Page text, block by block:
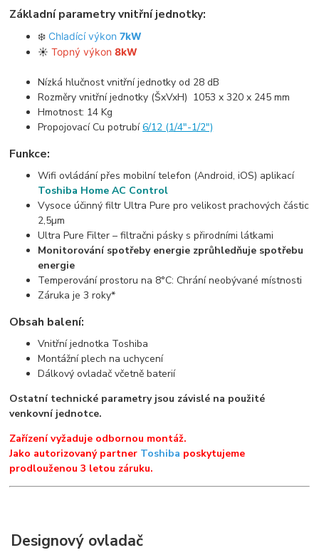
Základní parametry vnitřní jednotky:
❄️ Chladící výkon7kW
☀️Topný výkon8kW
Nízká hlučnost vnitřní jednotky od 28 dB
Rozměry vnitřní jednotky (ŠxVxH) 1053 x 320 x 245 mm
Hmotnost: 14 Kg
Propojovací Cu potrubí6/12 (1/4"-1/2")
Funkce:
Wifi ovládání přes mobilní telefon (Android, iOS) aplikací
Toshiba Home AC Control
Vysoce účinný filtr Ultra Pure pro velikost prachových částic
2,5µm
Ultra Pure Filter – filtračni pásky s přirodními látkami
Monitorování spotřeby energie zprůhledňuje spotřebu
energie
Temperování prostoru na 8°C: Chrání neobývané místnosti
Záruka je 3 roky*
Obsah balení:
Vnitřní jednotka Toshiba
Montážní plech na uchycení
Dálkový ovladač včetně baterií
Ostatní technické parametry jsou závislé na použité
venkovní jednotce.
Zařízení vyžaduje odbornou montáž.
Jako autorizovaný partner Toshiba poskytujeme
prodlouženou 3 letou záruku.
Designový ovladač